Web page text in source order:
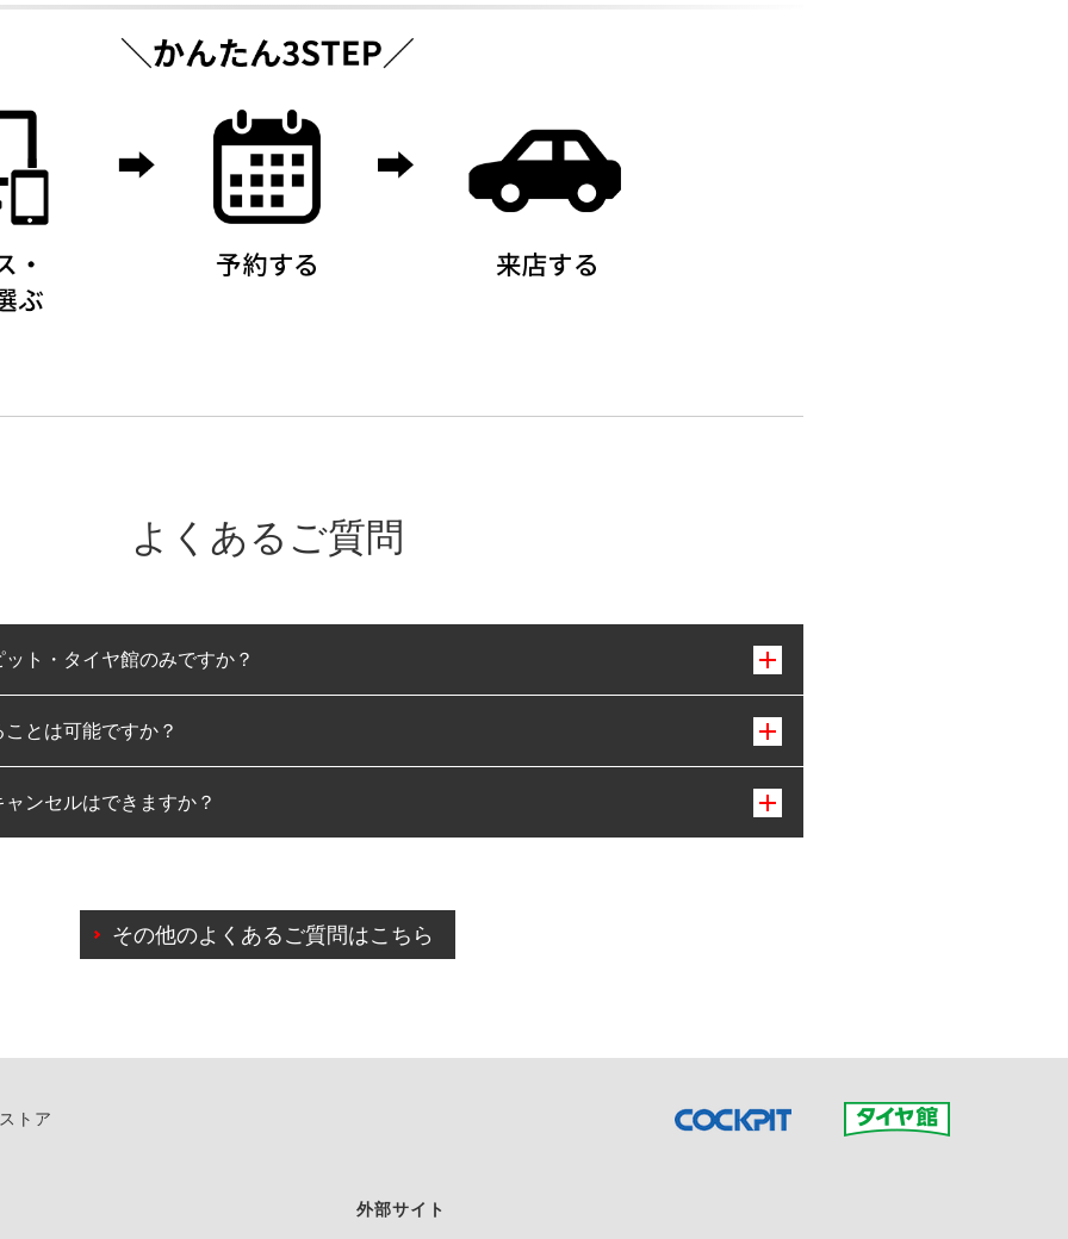
よくあるご質問
ト・タイヤ館のみですか？
みとなります。
とは可能ですか？
可能です。
ンセルはできますか？
によりご予約のキャンセルをご希望の際は、直接ご予約いただいた店舗へご連絡くださ
その他のよくあるご質問はこちら
トア
外部サイト